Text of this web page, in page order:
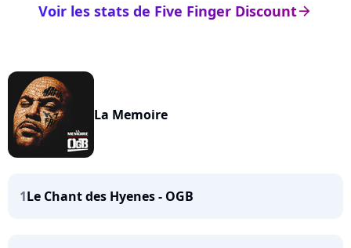
arrow_right
Voir les stats de Five Finger Discount
La Memoire
1Le Chant des Hyenes - OGB